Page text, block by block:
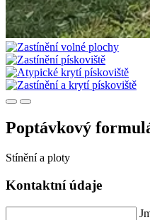
Poptávkový
Stínění a ploty
Kontaktní údaje